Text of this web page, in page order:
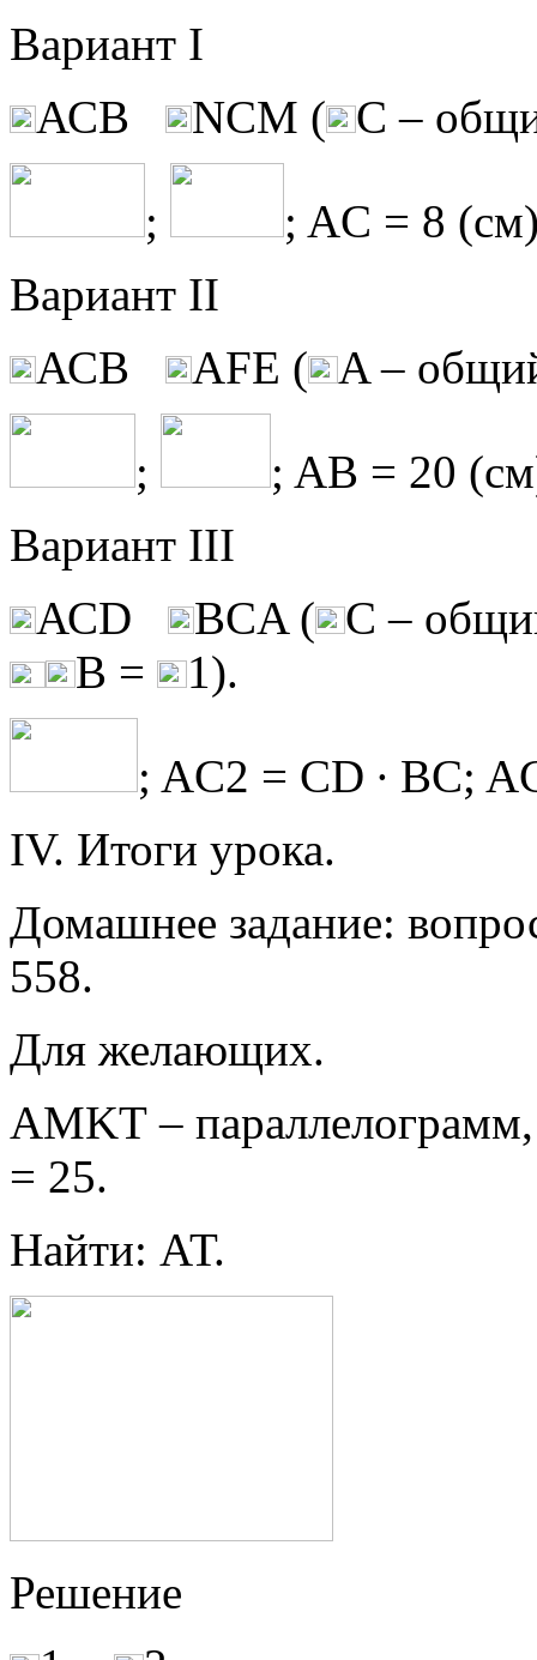
Вариант I
АСВ
NCM ( С –
;
; AC = 8
Вариант II
АСВ
AFE ( A –
;
; AB = 20
Вариант III
АСD
ВСA (
С –
В =
1).
; AC2 = CD ∙ BC;
IV. Итоги урока.
Домашнее задание:
558.
Для желающих.
АМKТ –
= 25.
Найти: АТ.
Решение